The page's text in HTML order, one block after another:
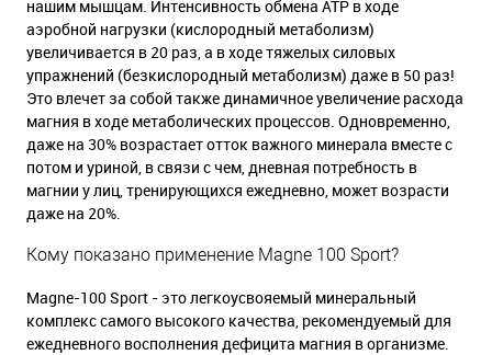
нашим мышцам. Интенсивность обмена ATP в ходе
аэробной нагрузки (кислородный метаболизм)
увеличивается в 20 раз, а в ходе тяжелых силовых
упражнений (безкислородный метаболизм) даже в 50 раз!
Это влечет за собой также динамичное увеличение расхода
магния в ходе метаболических процессов. Одновременно,
даже на 30% возрастает отток важного минерала вместе с
потом и уриной, в связи с чем, дневная потребность в
магнии у лиц, тренирующихся ежедневно, может возрасти
даже на 20%.
Кому показано применение Magne 100 Sport?
Magne-100 Sport - это легкоусвояемый минеральный
комплекс самого высокого качества, рекомендуемый для
ежедневного восполнения дефицита магния в организме.